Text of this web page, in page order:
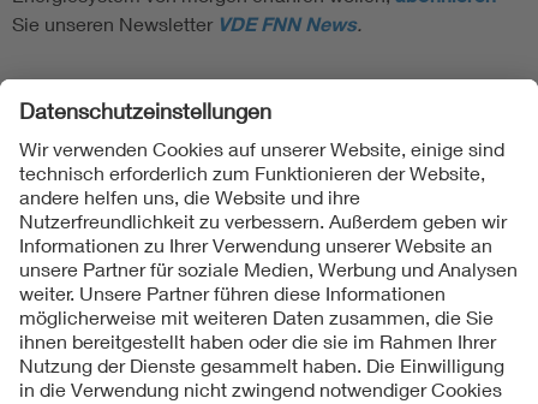
Sie unseren Newsletter VDE FNN News.
Folgen Sie uns
Kontakte